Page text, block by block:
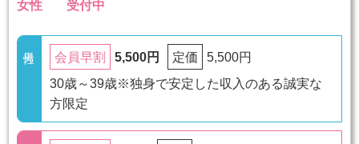
女性 受付中
会員早割 5,500円 定価
5,500円
30歳～39歳※独身で安定した収入のある誠実な
方限定